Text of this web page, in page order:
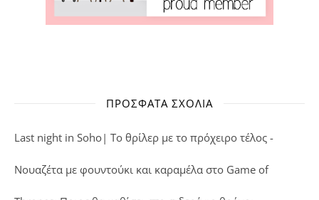
ΠΡΌΣΦΑΤΑ ΣΧΌΛΙΑ
Last night in Soho| Το θρίλερ με το πρόχειρο τέλος -
Νουαζέτα με φουντούκι και καραμέλα στο Game of